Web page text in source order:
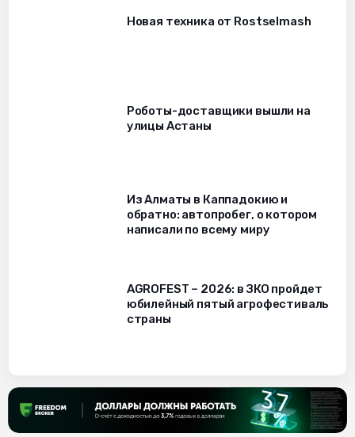
Новая техника от Rostselmash
Роботы-доставщики вышли на
улицы Астаны
Из Алматы в Каппадокию и
обратно: автопробег, о котором
написали по всему миру
AGROFEST – 2026: в ЗКО пройдет
юбилейный пятый агрофестиваль
страны